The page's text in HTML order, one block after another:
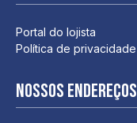
Portal do lojista
Política de privacidade
Nossos endereços